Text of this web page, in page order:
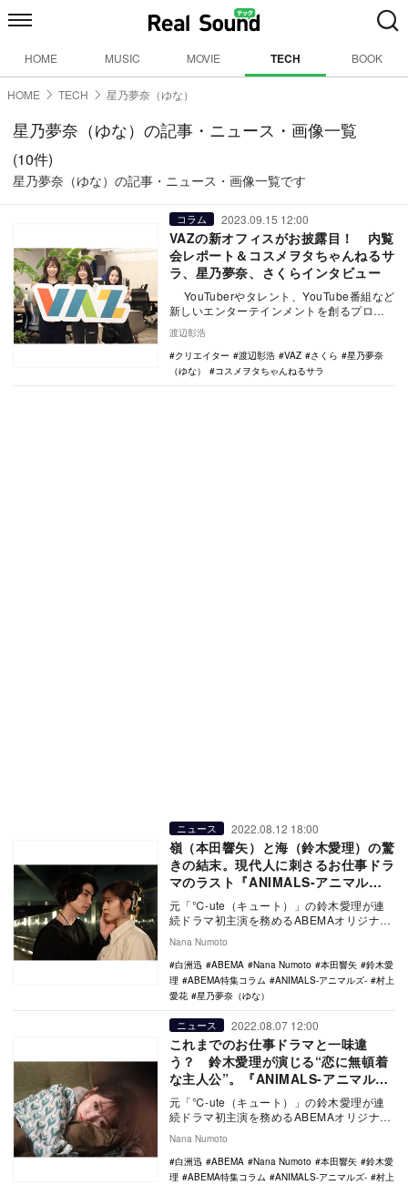
HOME MUSIC MOVIE TECH BOOK
HOME TECH 星乃夢奈（ゆな）
星乃夢奈（ゆな）の記事・ニュース・画像一覧
(10件)
星乃夢奈（ゆな）の記事・ニュース・画像一覧です
コラム 2023.09.15 12:00
VAZの新オフィスがお披露目！ 内覧
会レポート＆コスメヲタちゃんねるサ
ラ、星乃夢奈、さくらインタビュー
YouTuberやタレント、YouTube番組など
新しいエンターテインメントを創るプロデ
ューサー集団「株式会社 VAZ」のオ…
渡辺彰浩
クリエイター
渡辺彰浩 VAZ さくら
星乃夢奈
（ゆな）
コスメヲタちゃんねるサラ
ニュース 2022.08.12 18:00
嶺（本田響矢）と海（鈴木愛理）の驚
きの結末。現代人に刺さるお仕事ドラ
マのラスト『ANIMALS‐アニマル
ズ‐』最終話
元「℃-ute（キュート）」の鈴木愛理が連
続ドラマ初主演を務めるABEMAオリジナル
Nana Numoto
白洲迅
ABEMA Nana Numoto 本田響矢
鈴木愛
理
ABEMA特集コラム ANIMALS‐アニマルズ‐
村上
愛花
星乃夢奈（ゆな）
ニュース 2022.08.07 12:00
これまでのお仕事ドラマと一味違
う？ 鈴木愛理が演じる“恋に無頓着
な主人公”。『ANIMALS‐アニマル
ズ‐』7話
元「℃-ute（キュート）」の鈴木愛理が連
続ドラマ初主演を務めるABEMAオリジナル
Nana Numoto
白洲迅
ABEMA Nana Numoto 本田響矢
鈴木愛
理
ABEMA特集コラム ANIMALS‐アニマルズ‐
村上